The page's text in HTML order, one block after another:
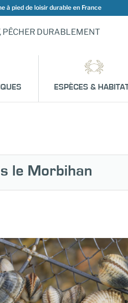
à pied de loisir durable en France
PÊCHER DURABLEMENT
ESPÈCES &
le Morbihan